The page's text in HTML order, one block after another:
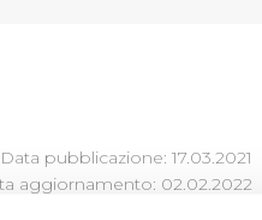
Data pubblicazione: 17.03.2021
aggiornamento: 02.02.2022